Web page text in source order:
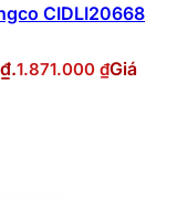
CIDLI20668
1.871.000 ₫Giá